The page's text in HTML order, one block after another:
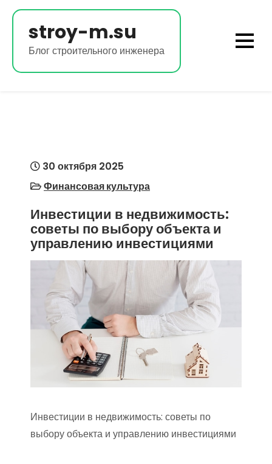
Перейти
содержимому
stroy-m.su
Блог строительного инженера
30 октября 2025
Финансовая культура
Инвестиции в недвижимость:
советы по выбору объекта и
управлению инвестициями
Инвестиции в недвижимость: советы по
выбору объекта и управлению инвестициями